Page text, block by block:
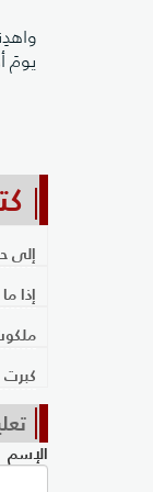
يومَ
إلى
إذا
كبرت
الإسم